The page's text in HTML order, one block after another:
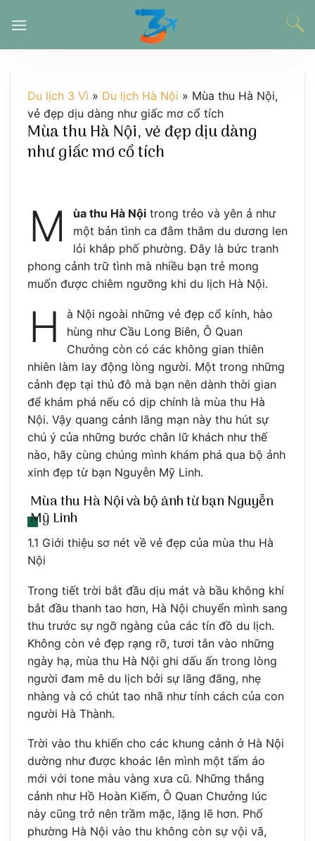
đến
Du lịch 3 Vì » Du lịch Hà Nội » Mùa thu Hà Nội,
vẻ đẹp dịu dàng như giấc mơ cổ tích
Mùa thu Hà Nội, vẻ đẹp dịu dàng
như giấc mơ cổ tích
M ùa thu Hà Nội trong trẻo và yên ả như
một bản tình ca đằm thắm du dương len
lỏi khắp phố phường. Đây là bức tranh
phong cảnh trữ tình mà nhiều bạn trẻ mong
muốn được chiêm ngưỡng khi du lịch Hà Nội.
H
à Nội ngoài những vẻ đẹp cổ kính, hào
hùng như Cầu Long Biên, Ô Quan
Chưởng còn có các không gian thiên
nhiên làm lay động lòng người. Một trong những
cảnh đẹp tại thủ đô mà bạn nên dành thời gian
để khám phá nếu có dịp chính là mùa thu Hà
Nội. Vậy quang cảnh lãng mạn này thu hút sự
chú ý của những bước chân lữ khách như thế
nào, hãy cùng chúng mình khám phá qua bộ ảnh
xinh đẹp từ bạn Nguyễn Mỹ Linh.
Mùa thu Hà Nội và bộ ảnh từ bạn Nguyễn
Mỹ Linh
1.1 Giới thiệu sơ nét về vẻ đẹp của mùa thu Hà
Nội
Trong tiết trời bắt đầu dịu mát và bầu không khí
bắt đầu thanh tao hơn, Hà Nội chuyển mình sang
thu trước sự ngỡ ngàng của các tín đồ du lịch.
Không còn vẻ đẹp rạng rỡ, tươi tắn vào những
ngày hạ, mùa thu Hà Nội ghi dấu ấn trong lòng
người đam mê du lịch bởi sự lãng đãng, nhẹ
nhàng và có chút tao nhã như tính cách của con
người Hà Thành.
Trời vào thu khiến cho các khung cảnh ở Hà Nội
dường như được khoác lên mình một tấm áo
mới với tone màu vàng xưa cũ. Những thắng
cảnh như Hồ Hoàn Kiếm, Ô Quan Chưởng lúc
này cũng trở nên trầm mặc, lặng lẽ hơn. Phố
phường Hà Nội vào thu không còn sự vội vã,